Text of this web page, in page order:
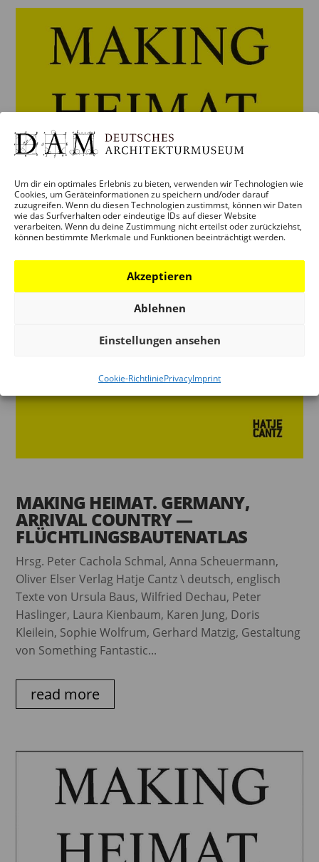
Um dir ein optimales Erlebnis zu bieten, verwenden wir Technologien wie
Cookies, um Geräteinformationen zu speichern und/oder darauf
zuzugreifen. Wenn du diesen Technologien zustimmst, können wir Daten
wie das Surfverhalten oder eindeutige IDs auf dieser Website
verarbeiten. Wenn du deine Zustimmung nicht erteilst oder zurückziehst,
können bestimmte Merkmale und Funktionen beeinträchtigt werden.
Akzeptieren
Ablehnen
Einstellungen ansehen
Cookie-RichtliniePrivacyImprint
MAKING HEIMAT. GERMANY,
ARRIVAL COUNTRY —
FLÜCHTLINGSBAUTENATLAS
Hrsg. Peter Cachola Schmal, Anna Scheuermann,
Oliver Elser Verlag Hatje Cantz \ deutsch, englisch
Texte von Ursula Baus, Wilfried Dechau, Peter
Haslinger, Laura Kienbaum, Karen Jung, Doris
Kleilein, Sophie Wolfrum, Gerhard Matzig, Gestaltung
von Something Fantastic...
read more